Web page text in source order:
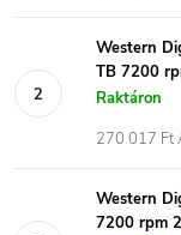
Western
TB 7200
Raktáron
270 017 Ft
Western
7200 rpm